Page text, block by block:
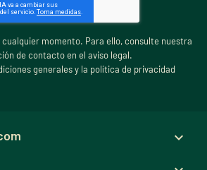
cualquier momento. Para ello, consulte nuestra
de contacto en el aviso legal.
generales y la política de privacidad
